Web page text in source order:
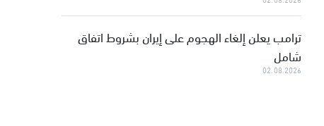
ترامب يعلن إلغاء الهجوم على إيران بشروط اتفاق
شامل
02.08.2026